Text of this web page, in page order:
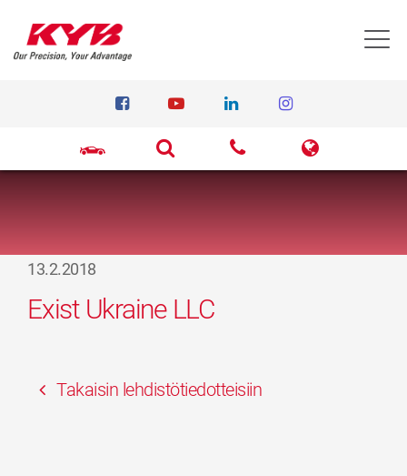
13.2.2018
Exist Ukraine LLC
Takaisin lehdistötiedotteisiin